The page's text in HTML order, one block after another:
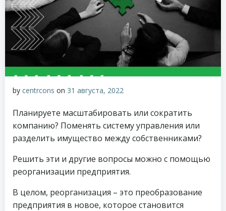
by centrcons on 31 августа, 2022
Планируете масштабировать или сократить
компанию? Поменять систему управления или
разделить имущество между собственниками?
Решить эти и другие вопросы можно с помощью
реорганизации предприятия.
В целом, реорганизация – это преобразование
предприятия в новое, которое становится